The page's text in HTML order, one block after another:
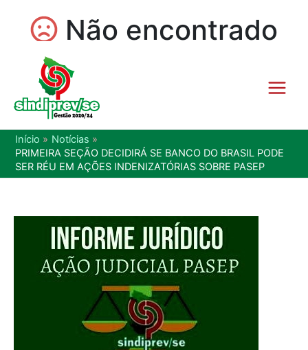
Início
Notícias
PRIMEIRA SEÇÃO DECIDIRÁ SE BANCO DO BRASIL PODE
SER RÉU EM AÇÕES INDENIZATÓRIAS SOBRE PASEP